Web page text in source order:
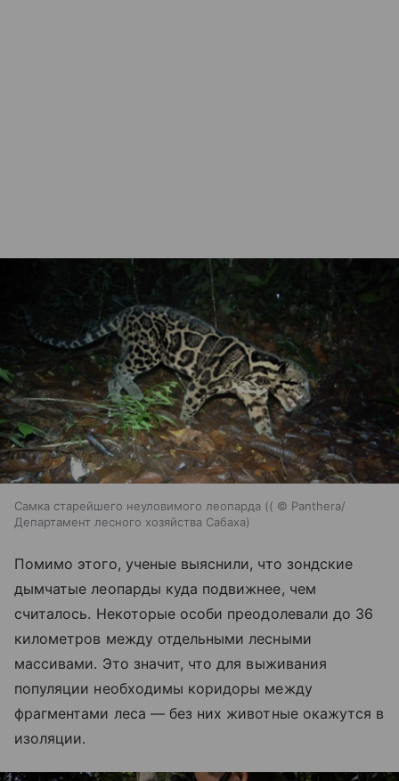
Самка старейшего неуловимого леопарда (( © Panthera/
Департамент лесного хозяйства Сабаха)
Помимо этого, ученые выяснили, что зондские
дымчатые леопарды куда подвижнее, чем
считалось. Некоторые особи преодолевали до 36
километров между отдельными лесными
массивами. Это значит, что для выживания
популяции необходимы коридоры между
фрагментами леса — без них животные окажутся в
изоляции.